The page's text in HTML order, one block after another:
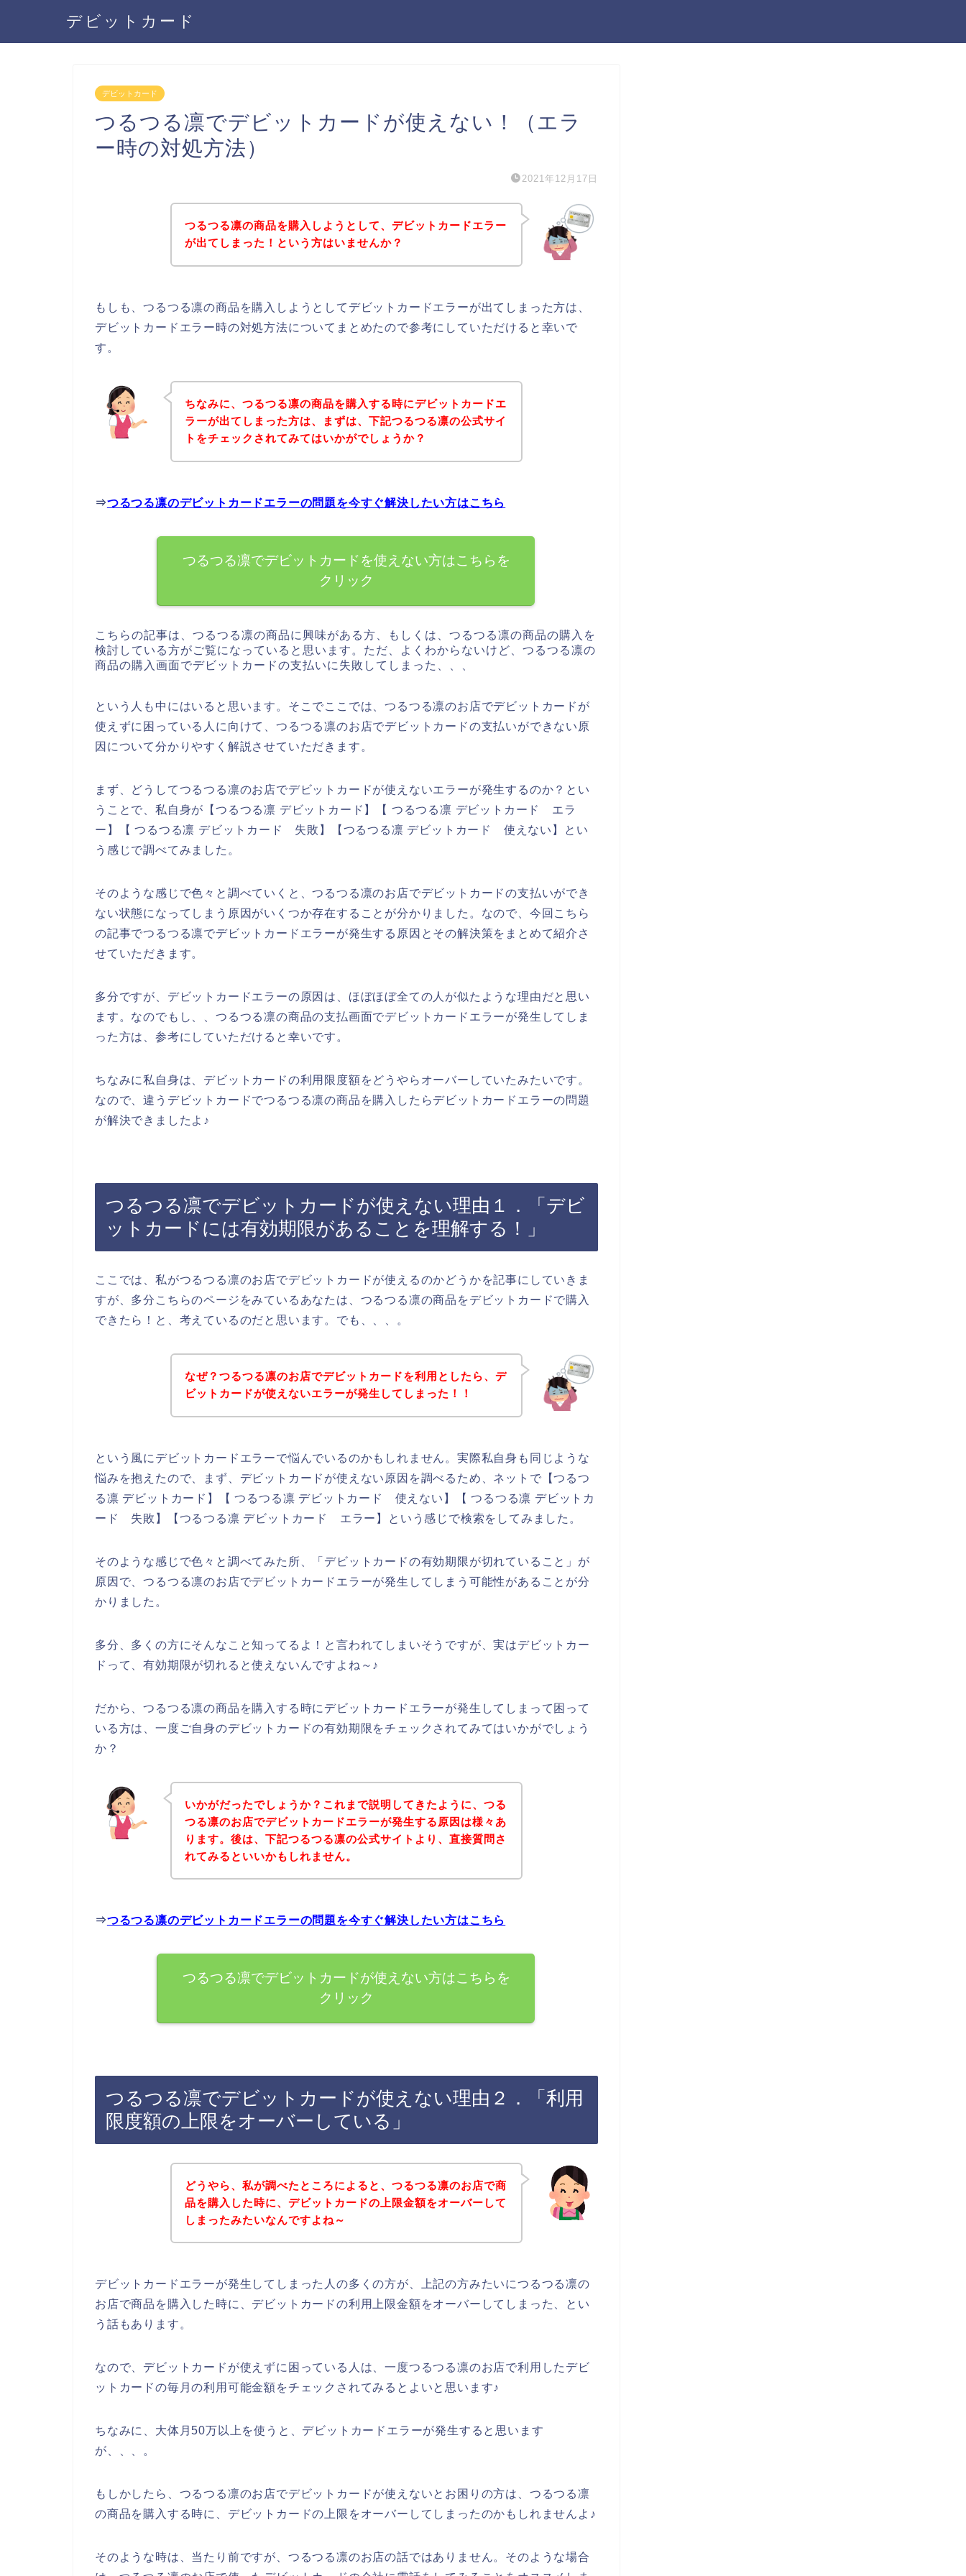
デビットカード
デビットカード
つるつる凛でデビットカードが使えない！（エラ
ー時の対処方法）
2021年12月17日
つるつる凛の商品を購入しようとして、デビットカードエラー
が出てしまった！という方はいませんか？
もしも、つるつる凛の商品を購入しようとしてデビットカードエラーが出てしまった方は、
デビットカードエラー時の対処方法についてまとめたので参考にしていただけると幸いで
す。
ちなみに、つるつる凛の商品を購入する時にデビットカードエ
ラーが出てしまった方は、まずは、下記つるつる凛の公式サイ
トをチェックされてみてはいかがでしょうか？
⇒つるつる凛のデビットカードエラーの問題を今すぐ解決したい方はこちら
つるつる凛でデビットカードを使えない方はこちらを
クリック
こちらの記事は、つるつる凛の商品に興味がある方、もしくは、つるつる凛の商品の購入を
検討している方がご覧になっていると思います。ただ、よくわからないけど、つるつる凛の
商品の購入画面でデビットカードの支払いに失敗してしまった、、、
という人も中にはいると思います。そこでここでは、つるつる凛のお店でデビットカードが
使えずに困っている人に向けて、つるつる凛のお店でデビットカードの支払いができない原
因について分かりやすく解説させていただきます。
まず、どうしてつるつる凛のお店でデビットカードが使えないエラーが発生するのか？とい
うことで、私自身が【つるつる凛 デビットカード】【 つるつる凛 デビットカード エラ
ー】【 つるつる凛 デビットカード 失敗】【つるつる凛 デビットカード 使えない】とい
う感じで調べてみました。
そのような感じで色々と調べていくと、つるつる凛のお店でデビットカードの支払いができ
ない状態になってしまう原因がいくつか存在することが分かりました。なので、今回こちら
の記事でつるつる凛でデビットカードエラーが発生する原因とその解決策をまとめて紹介さ
せていただきます。
多分ですが、デビットカードエラーの原因は、ほぼほぼ全ての人が似たような理由だと思い
ます。なのでもし、、つるつる凛の商品の支払画面でデビットカードエラーが発生してしま
った方は、参考にしていただけると幸いです。
ちなみに私自身は、デビットカードの利用限度額をどうやらオーバーしていたみたいです。
なので、違うデビットカードでつるつる凛の商品を購入したらデビットカードエラーの問題
が解決できましたよ♪
つるつる凛でデビットカードが使えない理由１．「デビ
ットカードには有効期限があることを理解する！」
ここでは、私がつるつる凛のお店でデビットカードが使えるのかどうかを記事にしていきま
すが、多分こちらのページをみているあなたは、つるつる凛の商品をデビットカードで購入
できたら！と、考えているのだと思います。でも、、、。
なぜ？つるつる凛のお店でデビットカードを利用としたら、デ
ビットカードが使えないエラーが発生してしまった！！
という風にデビットカードエラーで悩んでいるのかもしれません。実際私自身も同じような
悩みを抱えたので、まず、デビットカードが使えない原因を調べるため、ネットで【つるつ
る凛 デビットカード】【 つるつる凛 デビットカード 使えない】【 つるつる凛 デビットカ
ード 失敗】【つるつる凛 デビットカード エラー】という感じで検索をしてみました。
そのような感じで色々と調べてみた所、「デビットカードの有効期限が切れていること」が
原因で、つるつる凛のお店でデビットカードエラーが発生してしまう可能性があることが分
かりました。
多分、多くの方にそんなこと知ってるよ！と言われてしまいそうですが、実はデビットカー
ドって、有効期限が切れると使えないんですよね～♪
だから、つるつる凛の商品を購入する時にデビットカードエラーが発生してしまって困って
いる方は、一度ご自身のデビットカードの有効期限をチェックされてみてはいかがでしょう
か？
いかがだったでしょうか？これまで説明してきたように、つる
つる凛のお店でデビットカードエラーが発生する原因は様々あ
ります。後は、下記つるつる凛の公式サイトより、直接質問さ
れてみるといいかもしれません。
⇒つるつる凛のデビットカードエラーの問題を今すぐ解決したい方はこちら
つるつる凛でデビットカードが使えない方はこちらを
クリック
つるつる凛でデビットカードが使えない理由２．「利用
限度額の上限をオーバーしている」
どうやら、私が調べたところによると、つるつる凛のお店で商
品を購入した時に、デビットカードの上限金額をオーバーして
しまったみたいなんですよね～
デビットカードエラーが発生してしまった人の多くの方が、上記の方みたいにつるつる凛の
お店で商品を購入した時に、デビットカードの利用上限金額をオーバーしてしまった、とい
う話もあります。
なので、デビットカードが使えずに困っている人は、一度つるつる凛のお店で利用したデビ
ットカードの毎月の利用可能金額をチェックされてみるとよいと思います♪
ちなみに、大体月50万以上を使うと、デビットカードエラーが発生すると思います
が、、、。
もしかしたら、つるつる凛のお店でデビットカードが使えないとお困りの方は、つるつる凛
の商品を購入する時に、デビットカードの上限をオーバーしてしまったのかもしれませんよ♪
そのような時は、当たり前ですが、つるつる凛のお店の話ではありません。そのような場合